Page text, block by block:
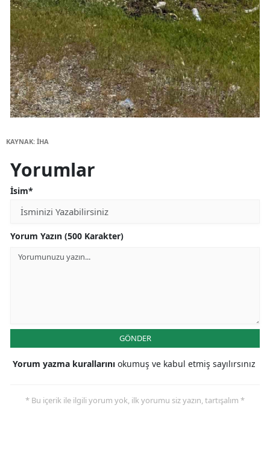
KAYNAK: İHA
Yorumlar
İsim*
Yorum Yazın (500 Karakter)
GÖNDER
Yorum yazma kurallarını okumuş ve kabul etmiş sayılırsınız
* Bu içerik ile ilgili yorum yok, ilk yorumu siz yazın, tartışalım *